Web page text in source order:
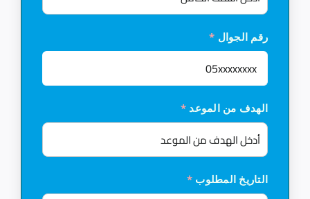
رقم الجوال *
الهدف من الموعد *
التاريخ المطلوب *